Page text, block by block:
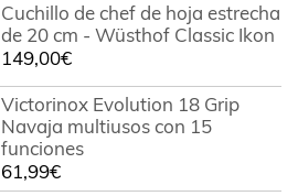
Cuchillo de chef de hoja estrecha
de 20 cm - Wüsthof Classic Ikon
149,00€
Victorinox Evolution 18 Grip
Navaja multiusos con 15
funciones
61,99€